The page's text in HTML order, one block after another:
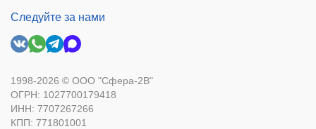
Следуйте за нами
1998-2026 © ООО "Сфера-2В"
ОГРН: 1027700179418
ИНН: 7707267266
КПП: 771801001